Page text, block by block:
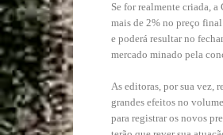
Se for realmente criada,
mais de 2% no preço
e poderá resultar no
mercado minado pela
As editoras, por sua vez,
grandes efeitos no
para registrar os novos